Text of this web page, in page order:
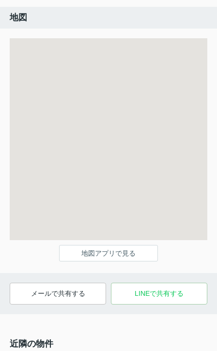
地図
地図アプリで見る
メールで共有する LINEで共有する
近隣の物件